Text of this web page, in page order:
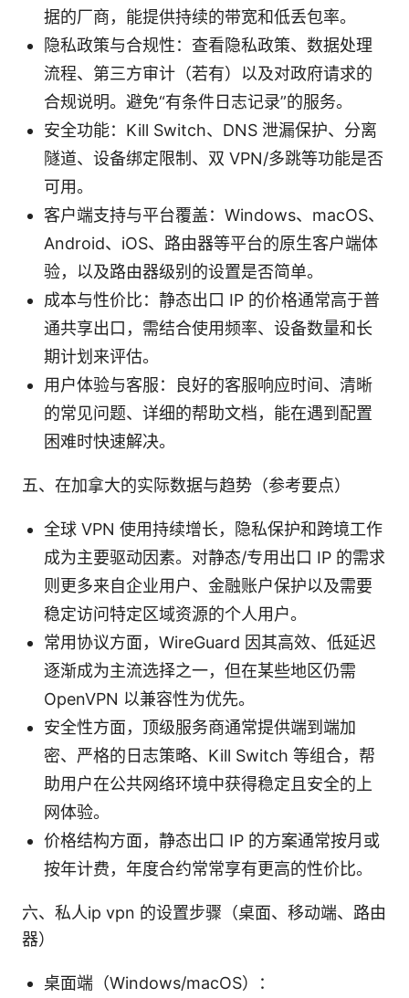
据的厂商，能提供持续的带宽和低丢包率。
隐私政策与合规性：查看隐私政策、数据处理
流程、第三方审计（若有）以及对政府请求的
合规说明。避免“有条件日志记录”的服务。
安全功能：Kill Switch、DNS 泄漏保护、分离
隧道、设备绑定限制、双 VPN/多跳等功能是否
可用。
客户端支持与平台覆盖：Windows、macOS、
Android、iOS、路由器等平台的原生客户端体
验，以及路由器级别的设置是否简单。
成本与性价比：静态出口 IP 的价格通常高于普
通共享出口，需结合使用频率、设备数量和长
期计划来评估。
用户体验与客服：良好的客服响应时间、清晰
的常见问题、详细的帮助文档，能在遇到配置
困难时快速解决。
五、在加拿大的实际数据与趋势（参考要点）
全球 VPN 使用持续增长，隐私保护和跨境工作
成为主要驱动因素。对静态/专用出口 IP 的需求
则更多来自企业用户、金融账户保护以及需要
稳定访问特定区域资源的个人用户。
常用协议方面，WireGuard 因其高效、低延迟
逐渐成为主流选择之一，但在某些地区仍需
OpenVPN 以兼容性为优先。
安全性方面，顶级服务商通常提供端到端加
密、严格的日志策略、Kill Switch 等组合，帮
助用户在公共网络环境中获得稳定且安全的上
网体验。
价格结构方面，静态出口 IP 的方案通常按月或
按年计费，年度合约常常享有更高的性价比。
六、私人ip vpn 的设置步骤（桌面、移动端、路由
器）
桌面端（Windows/macOS）：